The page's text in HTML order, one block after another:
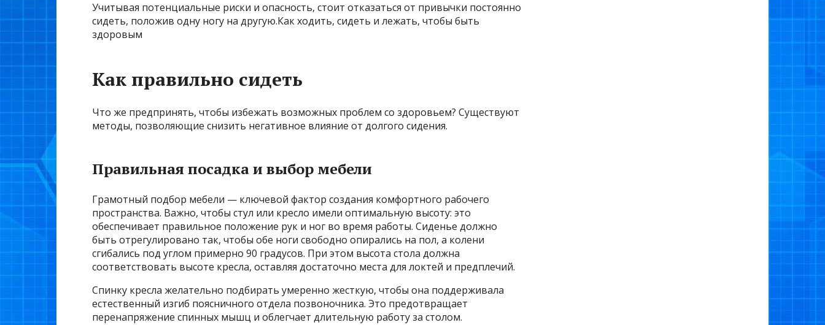
Учитывая потенциальные риски и опасность, стоит отказаться от привычки постоянно
сидеть, положив одну ногу на другую.Как ходить, сидеть и лежать, чтобы быть
здоровым
Как правильно сидеть
Что же предпринять, чтобы избежать возможных проблем со здоровьем? Существуют
методы, позволяющие снизить негативное влияние от долгого сидения.
Правильная посадка и выбор мебели
Грамотный подбор мебели — ключевой фактор создания комфортного рабочего
пространства. Важно, чтобы стул или кресло имели оптимальную высоту: это
обеспечивает правильное положение рук и ног во время работы. Сиденье должно
быть отрегулировано так, чтобы обе ноги свободно опирались на пол, а колени
сгибались под углом примерно 90 градусов. При этом высота стола должна
соответствовать высоте кресла, оставляя достаточно места для локтей и предплечий.
Спинку кресла желательно подбирать умеренно жесткую, чтобы она поддерживала
естественный изгиб поясничного отдела позвоночника. Это предотвращает
перенапряжение спинных мышц и облегчает длительную работу за столом.